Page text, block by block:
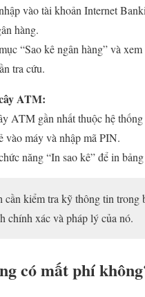
vào tài khoản Internet
hàng.
“Sao kê ngân hàng” và xem
tra cứu.
ATM:
ATM gần nhất thuộc hệ thống
vào máy và nhập mã PIN.
năng “In sao kê” để in
kiểm tra kỹ thông tin trong
chính xác và pháp lý của nó.
có mất phí